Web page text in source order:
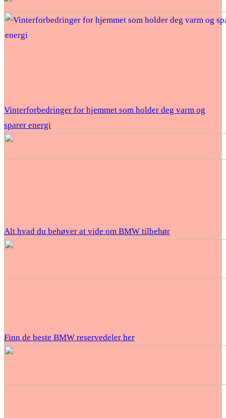
Vinterforbedringer for hjemmet som holder deg varm og
sparer energi
Alt hvad du behøver at vide om BMW tilbehør
Finn de beste BMW reservedeler her